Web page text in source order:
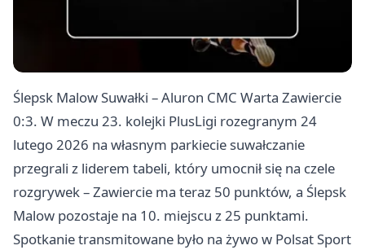
Ślepsk Malow Suwałki – Aluron CMC Warta Zawiercie
0:3. W meczu 23. kolejki PlusLigi rozegranym 24
lutego 2026 na własnym parkiecie suwałczanie
przegrali z liderem tabeli, który umocnił się na czele
rozgrywek – Zawiercie ma teraz 50 punktów, a Ślepsk
Malow pozostaje na 10. miejscu z 25 punktami.
Spotkanie transmitowane było na żywo w Polsat Sport